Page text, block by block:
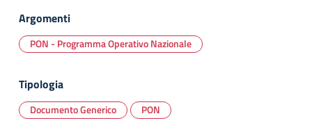
Argomenti
PON - Programma Operativo Nazionale
Tipologia
Documento Generico PON